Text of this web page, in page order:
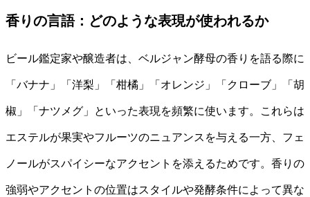
香りの言語：どのような表現が使われるか
ビール鑑定家や醸造者は、ベルジャン酵母の香りを語る際に
「バナナ」「洋梨」「柑橘」「オレンジ」「クローブ」「胡
椒」「ナツメグ」といった表現を頻繁に使います。これらは
エステルが果実やフルーツのニュアンスを与える一方、フェ
ノールがスパイシーなアクセントを添えるためです。香りの
強弱やアクセントの位置はスタイルや発酵条件によって異な